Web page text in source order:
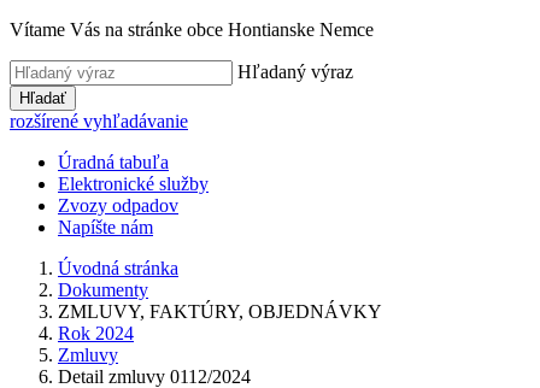
Vítame Vás na stránke obce Hontianske Nemce
Hľadaný výraz
Hľadať
rozšírené vyhľadávanie
Úradná tabuľa
Elektronické služby
Zvozy odpadov
Napíšte nám
Úvodná stránka
Dokumenty
ZMLUVY, FAKTÚRY, OBJEDNÁVKY
Rok 2024
Zmluvy
Detail zmluvy 0112/2024